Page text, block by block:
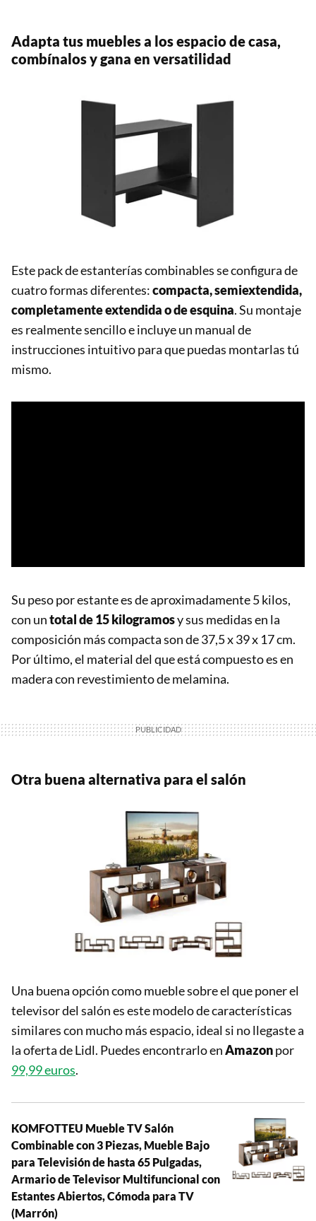
Adapta tus muebles a los espacio de casa,
combínalos y gana en versatilidad
Este pack de estanterías combinables se configura de
cuatro formas diferentes:compacta, semiextendida,
completamente extendida o de esquina. Su montaje
es realmente sencillo e incluye un manual de
instrucciones intuitivo para que puedas montarlas tú
mismo.
Su peso por estante es de aproximadamente 5 kilos,
con untotal de 15 kilogramosy sus medidas en la
composición más compacta son de 37,5 x 39 x 17 cm.
Por último, el material del que está compuesto es en
madera con revestimiento de melamina.
Otra buena alternativa para el salón
Una buena opción como mueble sobre el que poner el
televisor del salón es este modelo de características
similares con mucho más espacio, ideal si no llegaste a
la oferta de Lidl. Puedes encontrarlo enAmazonpor
99,99 euros.
KOMFOTTEU Mueble TV Salón
Combinable con 3 Piezas, Mueble Bajo
para Televisión de hasta 65 Pulgadas,
Armario de Televisor Multifuncional con
Estantes Abiertos, Cómoda para TV
(Marrón)